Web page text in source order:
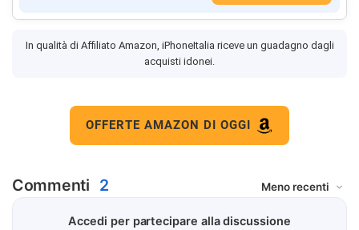
In qualità di Affiliato Amazon, iPhoneItalia riceve un guadagno dagli
acquisti idonei.
OFFERTE AMAZON DI OGGI
Commenti 2
Accedi per partecipare alla discussione